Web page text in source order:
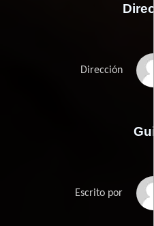
Dirección
Escrito por